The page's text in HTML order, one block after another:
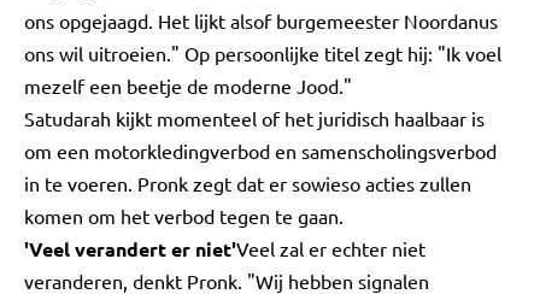
ons opgejaagd. Het lijkt alsof burgemeester Noordanus
ons wil uitroeien." Op persoonlijke titel zegt hij: "Ik voel
mezelf een beetje de moderne Jood."
Satudarah kijkt momenteel of het juridisch haalbaar is
om een motorkledingverbod en samenscholingsverbod
in te voeren. Pronk zegt dat er sowieso acties zullen
komen om het verbod tegen te gaan.
'Veel verandert er niet'Veel zal er echter niet
veranderen, denkt Pronk. "Wij hebben signalen